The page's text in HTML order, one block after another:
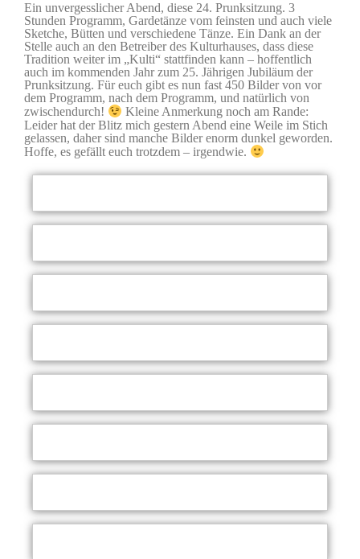
Ein unvergesslicher Abend, diese 24. Prunksitzung. 3
Stunden Programm, Gardetänze vom feinsten und auch viele
Sketche, Bütten und verschiedene Tänze. Ein Dank an der
Stelle auch an den Betreiber des Kulturhauses, dass diese
Tradition weiter im „Kulti“ stattfinden kann – hoffentlich
auch im kommenden Jahr zum 25. Jährigen Jubiläum der
Prunksitzung. Für euch gibt es nun fast 450 Bilder von vor
dem Programm, nach dem Programm, und natürlich von
zwischendurch!
Kleine Anmerkung noch am Rande:
Leider hat der Blitz mich gestern Abend eine Weile im Stich
gelassen, daher sind manche Bilder enorm dunkel geworden.
Hoffe, es gefällt euch trotzdem – irgendwie.